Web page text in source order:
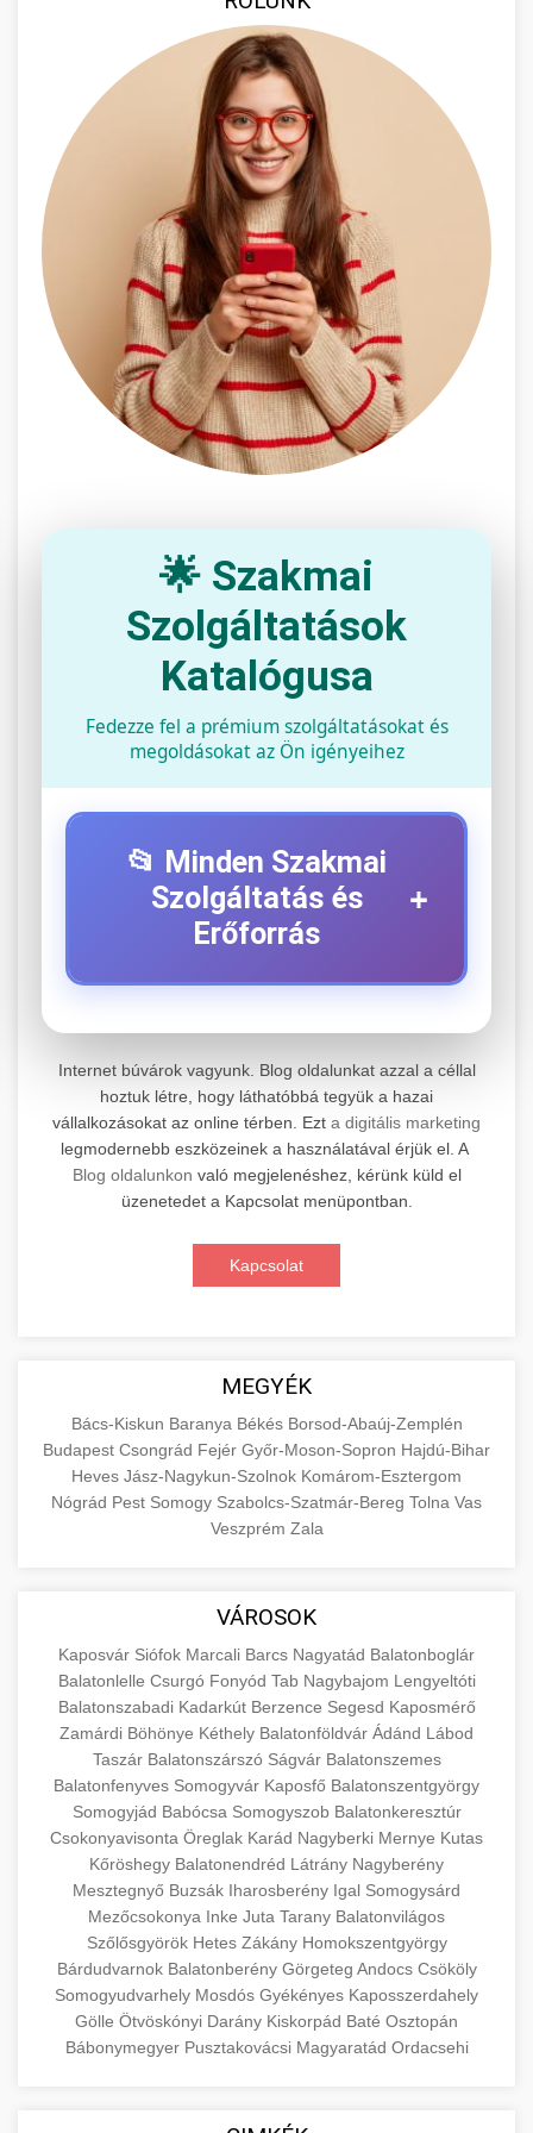
🌟 Szakmai
Szolgáltatások
Katalógusa
Fedezze fel a prémium szolgáltatásokat és
megoldásokat az Ön igényeihez
📂 Minden Szakmai
Szolgáltatás és
Erőforrás
+
+
Professzionális elektromos roller javítási és
karbantartási szolgáltatások. Szakértő
technikusaink minőségi szervízt nyújtanak
minden jelentős márkához és modellhez.
Szervizközpont Látogatása
📊 2. Online Marketing
Ügynökség
+
beleértve a SEO-t, közösségi média kezelést és
digitális hirdetéseket. Növekedés elérése
aimarketingugynokseg.hu
digitális ügynökségi szolgáltatások
🛴 3. Legjobb Elektromos Roller
legjobb modelleket, funkciókat és árakat
megalapozott vásárlási döntéshez.
Legjobb Modellek Megtekintése
🔗 4. Prémium Linképítés
Magas minőségű backlink beszerzési
szolgáltatások webhelye autoritásának és
keresőmotoros rangsorolásának növeléséhez.
Csak fehér kalapú technikák.
minőségi backlink szolgáltatás
📦 5. Termékek és
Szolgáltatások
+
közgazdaságtanban és az üzleti életben.
kategóriákat.
en.wikipedia.org gazdasági koncepciók
Információk az EU finanszírozási
lehetőségeiről, pályázatokról és pénzügyi
támogatási programokról. Maradjon tájékozott
a vállalkozások és projektek számára elérhető
forrásokról.
kozter.com - EU-s pénzek
EU pályázati programok
🚀 7. SEO Ügynökség +
Szakértő keresőmotor-optimalizálási
szolgáltatások webhelye láthatóságának és
organikus forgalmának javításához. Technikai
SEO, tartalom optimalizálás és még sok más.
onlinemarketing101.biz
keresési optimalizálási szakértők
💎 8. Mellplasztika +
Professzionális mellnagyobbítási szolgáltatások
tapasztalt sebészekkel. Tudjon meg többet az
eljárásokról, a gyógyulásról és a konzultációs
lehetőségekről az esztétikai fejlesztéshez.
szeptest.com kozmetikai mellsebészet
✨ 9. Hasplasztika +
Szakértő hasplasztikai eljárások laposabb,
feszesebb has eléréséhez. Konzultáció
minősített plasztikai sebészekkel és átfogó
utókezeléssel.
👁️ 10. Szemhéjplasztika +
Professzionális blefaroplasztikai eljárások
sebészekkel.
Internet búvárok vagyunk. Blog oldalunkat azzal a céllal
hoztuk létre, hogy láthatóbbá tegyük a hazai
vállalkozásokat az online térben. Ezt a digitális marketing
legmodernebb eszközeinek a használatával érjük el. A
Blog oldalunkon való megjelenéshez, kérünk küld el
üzenetedet a Kapcsolat menüpontban.
Kapcsolat
MEGYÉK
Bács-Kiskun Baranya Békés Borsod-Abaúj-Zemplén
Budapest Csongrád Fejér Győr-Moson-Sopron Hajdú-Bihar
Heves Jász-Nagykun-Szolnok Komárom-Esztergom
Nógrád Pest Somogy Szabolcs-Szatmár-Bereg Tolna Vas
Veszprém Zala
VÁROSOK
Kaposvár Siófok Marcali Barcs Nagyatád Balatonboglár
Balatonlelle Csurgó Fonyód Tab Nagybajom Lengyeltóti
Balatonszabadi Kadarkút Berzence Segesd Kaposmérő
Zamárdi Böhönye Kéthely Balatonföldvár Ádánd Lábod
Taszár Balatonszárszó Ságvár Balatonszemes
Balatonfenyves Somogyvár Kaposfő Balatonszentgyörgy
Somogyjád Babócsa Somogyszob Balatonkeresztúr
Csokonyavisonta Öreglak Karád Nagyberki Mernye Kutas
Kőröshegy Balatonendréd Látrány Nagyberény
Mesztegnyő Buzsák Iharosberény Igal Somogysárd
Mezőcsokonya Inke Juta Tarany Balatonvilágos
Szőlősgyörök Hetes Zákány Homokszentgyörgy
Bárdudvarnok Balatonberény Görgeteg Andocs Csököly
Somogyudvarhely Mosdós Gyékényes Kaposszerdahely
Gölle Ötvöskónyi Darány Kiskorpád Baté Osztopán
Bábonymegyer Pusztakovácsi Magyaratád Ordacsehi